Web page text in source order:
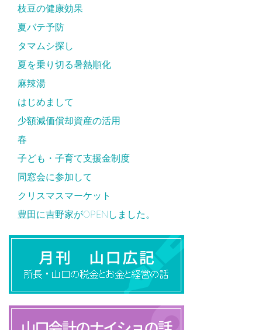
枝豆の健康効果
夏バテ予防
タマムシ探し
夏を乗り切る暑熱順化
麻辣湯
はじめまして
少額減価償却資産の活用
春
子ども・子育て支援金制度
同窓会に参加して
クリスマスマーケット
豊田に吉野家がOPENしました。